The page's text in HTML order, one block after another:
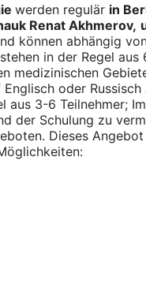
werden regulär in
Renat Akhmerov,
können abhängig
in der Regel aus
medizinischen
oder
3-6 Teilnehmer;
der Schulung zu
Dieses